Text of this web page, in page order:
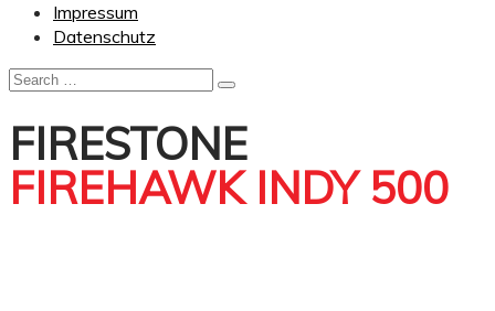
Impressum
Datenschutz
FIRESTONE
FIREHAWK INDY 500